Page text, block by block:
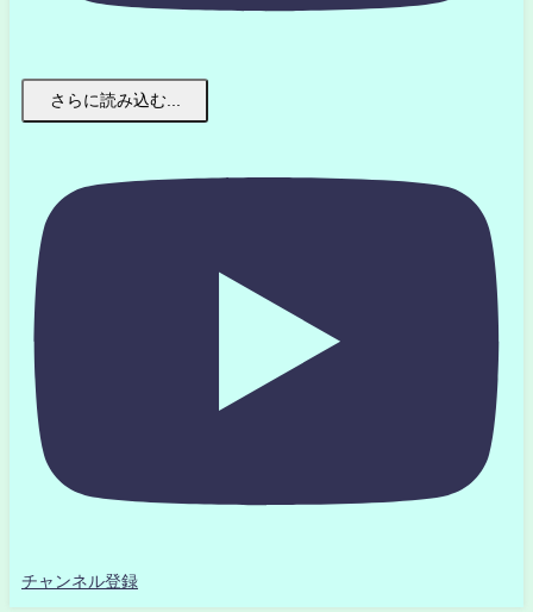
さらに読み込む...
チャンネル登録